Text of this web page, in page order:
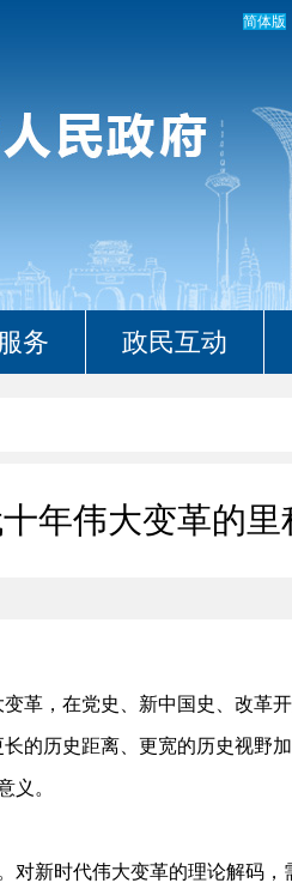
简体版
务 政民互动
年伟大变革的里
，在党史、新中国史、改革
的历史距离、更宽的历史视野
义。
新时代伟大变革的理论解码，